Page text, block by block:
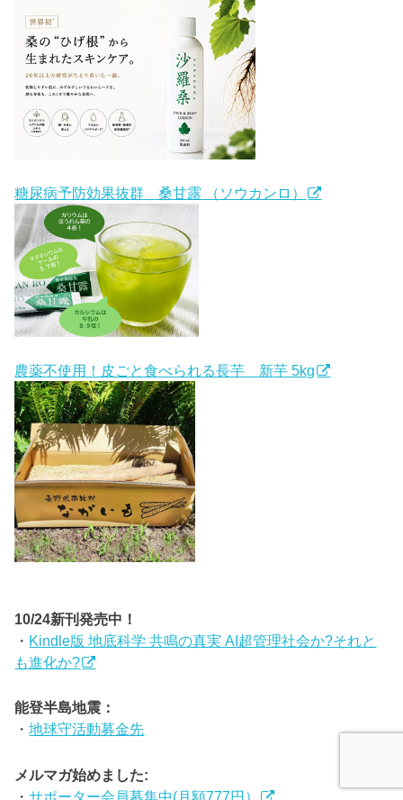
糖尿病予防効果抜群 桑甘露 （ソウカンロ）
農薬不使用！皮ごと食べられる長芋 新芋 5kg
10/24新刊発売中！
・ Kindle版 地底科学 共鳴の真実 AI超管理社会か?それと
も進化か?
能登半島地震：
・地球守活動募金先
メルマガ始めました:
・サポーター会員募集中(月額777円）